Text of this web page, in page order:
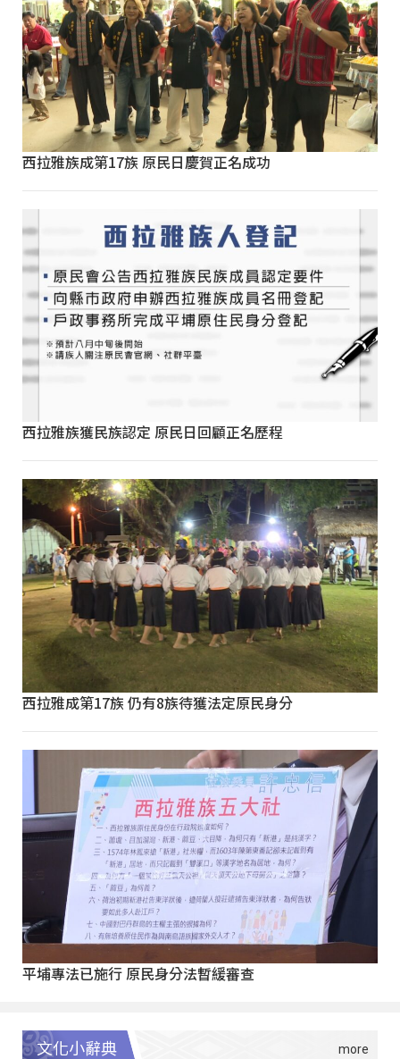
西拉雅族成第17族 原民日慶賀正名成功
西拉雅族獲民族認定 原民日回顧正名歷程
西拉雅成第17族 仍有8族待獲法定原民身分
平埔專法已施行 原民身分法暫緩審查
文化小辭典